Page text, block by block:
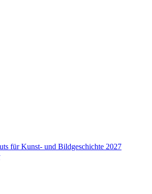
für Kunst- und Bildgeschichte 2027